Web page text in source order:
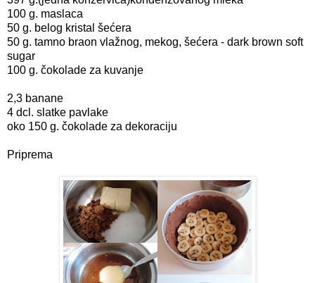
100 g. maslaca
50 g. belog kristal šećera
50 g. tamno braon vlažnog, mekog, šećera - dark brown soft
sugar
100 g. čokolade za kuvanje
2,3 banane
4 dcl. slatke pavlake
oko 150 g. čokolade za dekoraciju
Priprema